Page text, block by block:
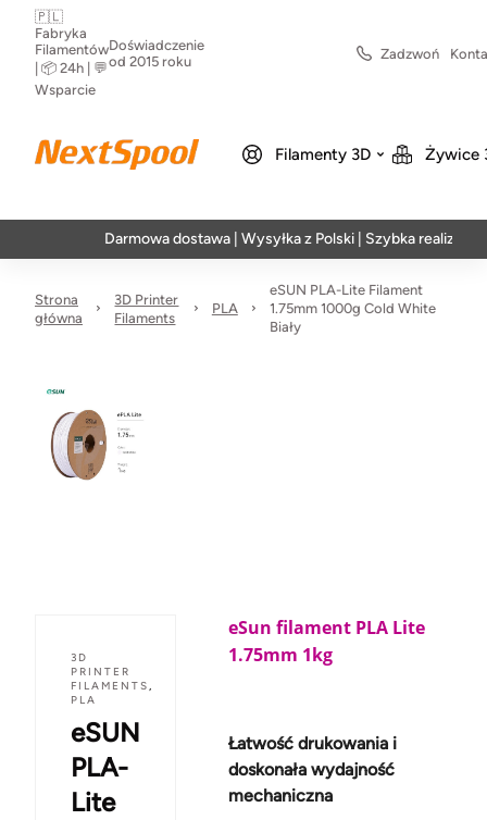
🇵🇱
Fabryka
Filamentów
| 📦 24h | 💬
Wsparcie
Doświadczenie
od 2015 roku
Zadzwoń
Filamenty 3D Żywice
Darmowa dostawa | Wysyłka z Polski | Szybka realizacja w 24h
Strona
główna
3D Printer
Filaments
PLA
eSUN PLA-Lite Filament
1.75mm 1000g Cold White
Biały
3D
PRINTER
FILAMENTS,
PLA
eSUN
PLA-
Lite
eSun filament PLA Lite
1.75mm 1kg
Łatwość drukowania i
doskonała wydajność
mechaniczna